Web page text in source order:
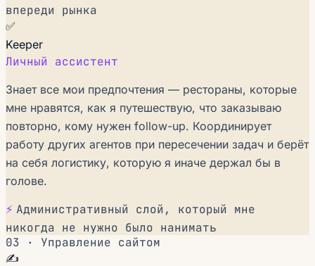
впереди рынка
✅
Keeper
Личный ассистент
Знает все мои предпочтения — рестораны, которые
мне нравятся, как я путешествую, что заказываю
повторно, кому нужен follow-up. Координирует
работу других агентов при пересечении задач и берёт
на себя логистику, которую я иначе держал бы в
голове.
⚡ Административный слой, который мне
никогда не нужно было нанимать
03 · Управление сайтом
✍️